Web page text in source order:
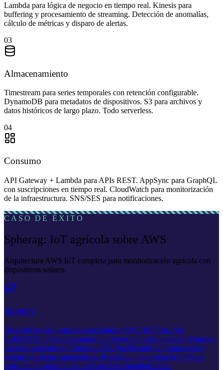
Lambda para lógica de negocio en tiempo real. Kinesis para
buffering y procesamiento de streaming. Detección de anomalías,
cálculo de métricas y disparo de alertas.
03
Almacenamiento
Timestream para series temporales con retención configurable.
DynamoDB para metadatos de dispositivos. S3 para archivos y
datos históricos de largo plazo. Todo serverless.
04
Consumo
API Gateway + Lambda para APIs REST. AppSync para GraphQL
con suscripciones en tiempo real. CloudWatch para monitorización
de la infraestructura. SNS/SES para notificaciones.
CASO DE ÉXITO
Spherag: IoT agrícola sobre AWS
Arquitectura AWS IoT completa para monitorización agrícola con
dispositivos solares.
Spherag
Dispositivos IoT solares conectados a AWS IoT Core vía
LoRaWAN. Pipeline completo de ingestión con Lambda y Kinesis.
Almacenamiento en TimescaleDB. Dashboards en tiempo real y
sistema de alertas automáticas. Resultado: reducción del 30% en
consumo de agua en las explotaciones monitorizadas.